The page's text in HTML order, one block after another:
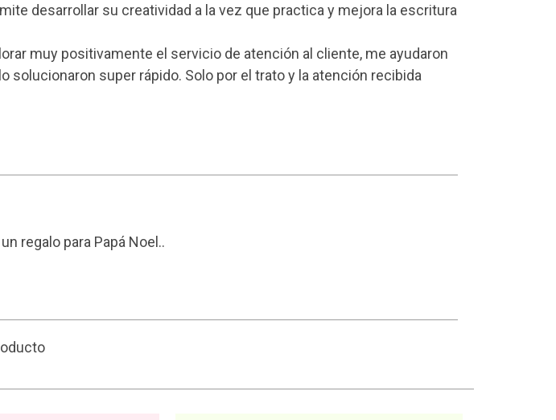
desarrollar su creatividad a la vez que practica y mejora la escritura
muy positivamente el servicio de atención al cliente, me ayudaron
solucionaron super rápido. Solo por el trato y la atención recibida
regalo para Papá Noel..